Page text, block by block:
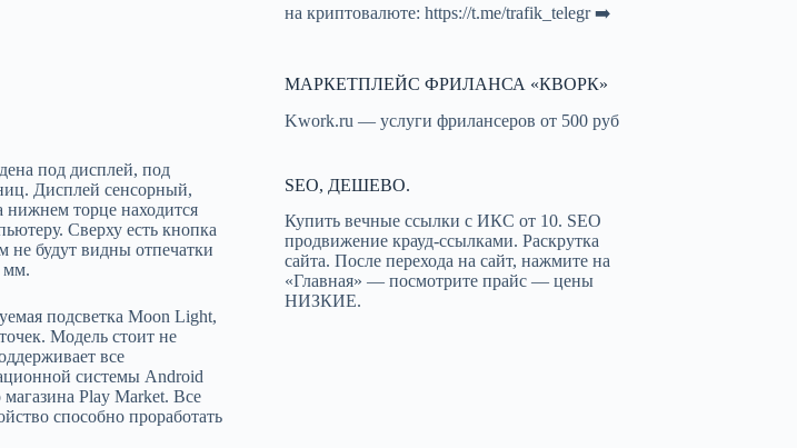
под дисплей, под
Дисплей сенсорный,
торце находится
Сверху есть кнопка
не будут видны отпечатки
мм.
подсветка Moon Light,
Модель стоит не
все
системы Android
Play Market. Все
способно проработать
на криптовалюте:https://t.me/trafik_telegr➡️
МАРКЕТПЛЕЙС ФРИЛАНСА «КВОРК»
Kwork.ru — услуги фрилансеров от 500 руб
SEO, ДЕШЕВО.
Купить вечные ссылки с ИКС от 10. SEO
продвижение крауд-ссылками. Раскрутка
сайта. После перехода на сайт, нажмите на
«Главная» — посмотрите прайс — цены
НИЗКИЕ.